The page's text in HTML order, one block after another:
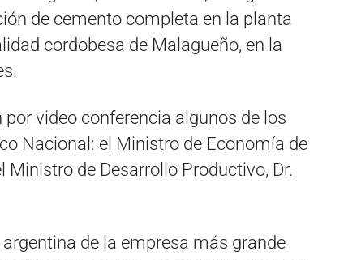
de cemento completa en la planta
cordobesa de Malagueño, en la
video conferencia algunos de los
Nacional: el Ministro de Economía de
Ministro de Desarrollo Productivo, Dr.
de la empresa más grande